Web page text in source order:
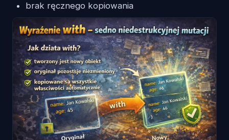
brak ręcznego kopiowania